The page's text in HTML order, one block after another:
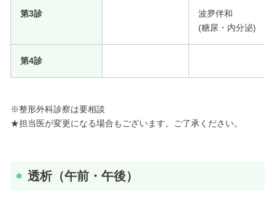
第3診
波夛伴和
(糖尿・内分泌)
第4診
※整形外科診察は要相談
★担当医が変更になる場合もございます。ご了承ください。
透析（午前・午後）